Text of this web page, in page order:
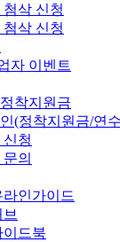
삭 신청
삭 신청
자 이벤트
착지원금
(정착지원금/연
청
의
인가이드
이드북